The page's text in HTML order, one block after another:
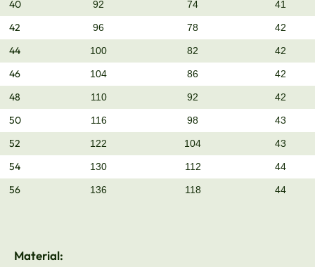
40 92 74 41
42 96 78 42
44 100 82 42
46 104 86 42
48 110 92 42
50 116 98 43
52 122 104 43
54 130 112 44
56 136 118 44
Material: